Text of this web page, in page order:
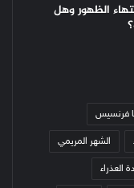
الظهور وهل
فرنسيس
الشهر المريمي
العذراء